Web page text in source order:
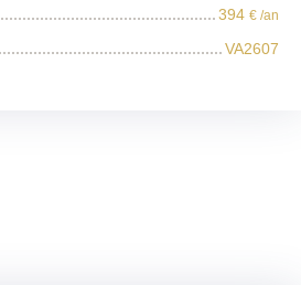
394 € /an
VA2607